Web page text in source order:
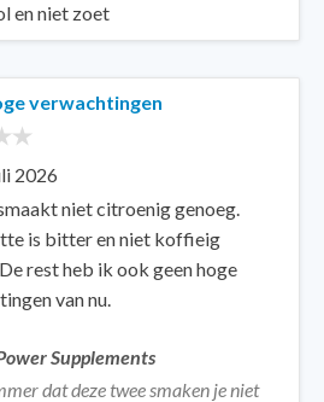
en niet zoet
verwachtingen
2026
niet citroenig genoeg.
is bitter en niet koffieig
rest heb ik ook geen hoge
van nu.
Supplements
dat deze twee smaken je niet